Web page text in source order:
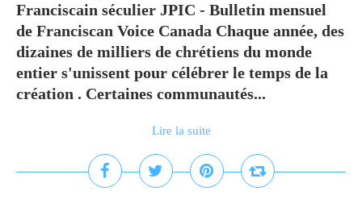
Franciscain séculier JPIC - Bulletin mensuel
de Franciscan Voice Canada Chaque année, des
dizaines de milliers de chrétiens du monde
entier s'unissent pour célébrer le temps de la
création . Certaines communautés...
Lire la suite